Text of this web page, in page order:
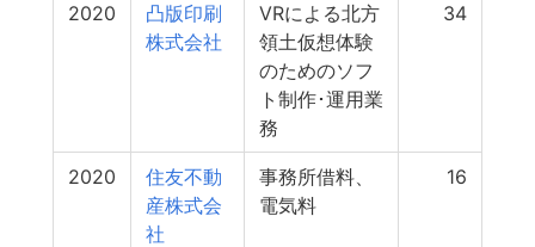
2020
凸版印刷
株式会社
VRによる北方
領土仮想体験
のためのソフ
ト制作･運用業
務
34
2020
住友不動
産株式会
社
事務所借料、
電気料
16